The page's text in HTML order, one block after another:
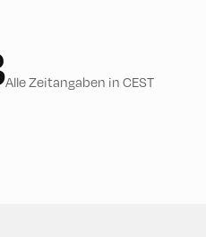
Alle Zeitangaben in CEST